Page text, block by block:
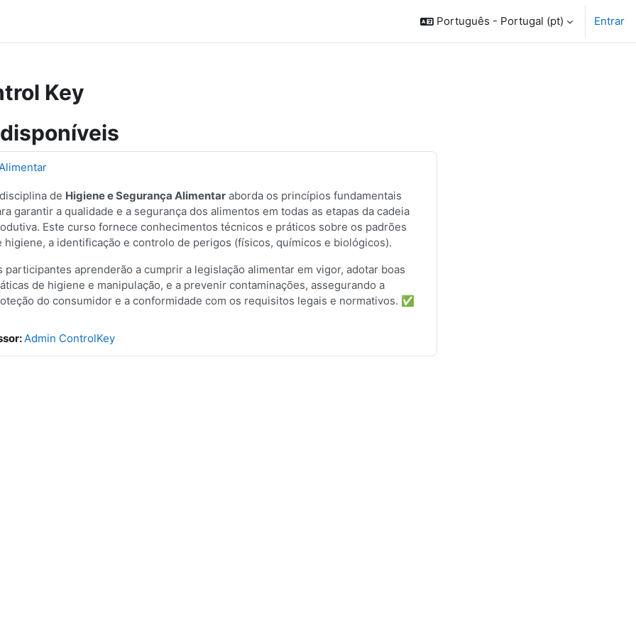
Português - Portugal ‎(pt)‎ Entrar
Key
de Higiene e Segurança Alimentar aborda os princípios fundamentais
garantir a qualidade e a segurança dos alimentos em todas as etapas da cadeia
Este curso fornece conhecimentos técnicos e práticos sobre os padrões
higiene, a identificação e controlo de perigos (físicos, químicos e biológicos).
participantes aprenderão a cumprir a legislação alimentar em vigor, adotar boas
de higiene e manipulação, e a prevenir contaminações, assegurando a
do consumidor e a conformidade com os requisitos legais e normativos. ✅
Admin ControlKey